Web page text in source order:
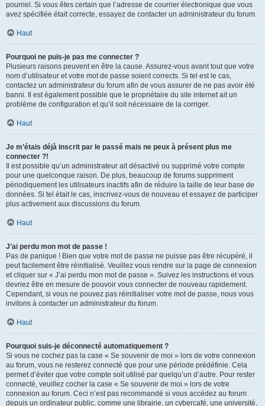
pourriel. Si vous êtes certain que l’adresse de courrier électronique que vous
avez spécifiée était correcte, essayez de contacter un administrateur du forum.
Haut
Pourquoi ne puis-je pas me connecter ?
Plusieurs raisons peuvent en être la cause. Assurez-vous avant tout que votre
nom d’utilisateur et votre mot de passe soient corrects. Si tel est le cas,
contactez un administrateur du forum afin de vous assurer de ne pas avoir été
banni. Il est également possible que le propriétaire du site internet ait un
problème de configuration et qu’il soit nécessaire de la corriger.
Haut
Je m’étais déjà inscrit par le passé mais ne peux à présent plus me
connecter ?!
Il est possible qu’un administrateur ait désactivé ou supprimé votre compte
pour une quelconque raison. De plus, beaucoup de forums suppriment
périodiquement les utilisateurs inactifs afin de réduire la taille de leur base de
données. Si tel était le cas, inscrivez-vous de nouveau et essayez de participer
plus activement aux discussions du forum.
Haut
J’ai perdu mon mot de passe !
Pas de panique ! Bien que votre mot de passe ne puisse pas être récupéré, il
peut facilement être réinitialisé. Veuillez vous rendre sur la page de connexion
et cliquer sur « J’ai perdu mon mot de passe ». Suivez les instructions et vous
devriez être en mesure de pouvoir vous connecter de nouveau rapidement.
Cependant, si vous ne pouvez pas réinitialiser votre mot de passe, nous vous
invitons à contacter un administrateur du forum.
Haut
Pourquoi suis-je déconnecté automatiquement ?
Si vous ne cochez pas la case « Se souvenir de moi » lors de votre connexion
au forum, vous ne resterez connecté que pour une période prédéfinie. Cela
permet d’éviter que votre compte soit utilisé par quelqu’un d’autre. Pour rester
connecté, veuillez cocher la case « Se souvenir de moi » lors de votre
connexion au forum. Ceci n’est pas recommandé si vous accédez au forum
depuis un ordinateur public, comme une librairie, un cybercafé, une université,